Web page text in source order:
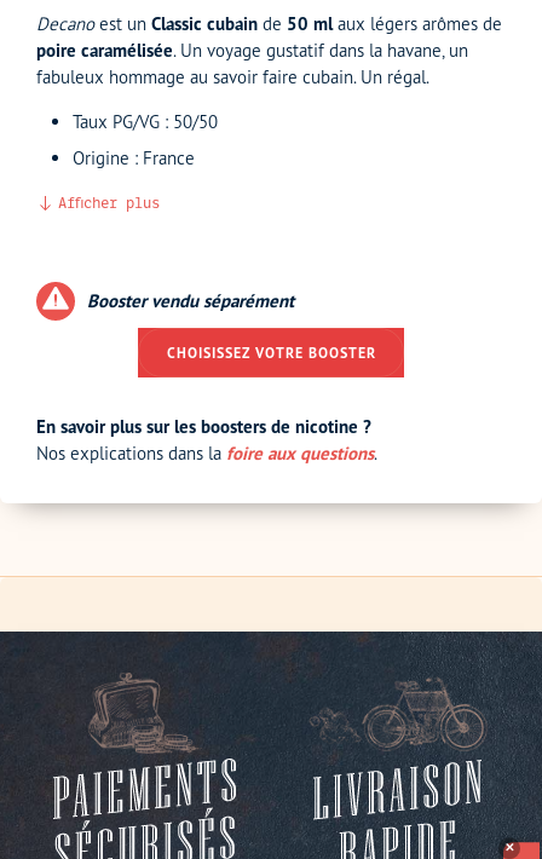
Decanoest un Classic cubain de 50 mlaux légers arômes de
poire caramélisée. Un voyage gustatif dans la havane, un
fabuleux hommage au savoir faire cubain. Un régal.
Taux PG/VG : 50/50
Origine : France
Afficher plus
Booster vendu séparément
CHOISISSEZ VOTRE BOOSTER
En savoir plus sur les boosters de nicotine ?
Nos explications dans la foire aux questions.
✕